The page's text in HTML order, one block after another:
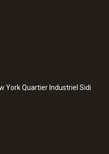
York Quartier Industriel Sidi